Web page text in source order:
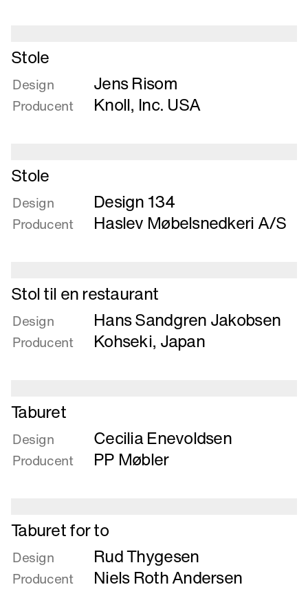
Læs
mere
om
Stole
Stole
Design Jens Risom
Producent Knoll, Inc. USA
Læs
mere
om
Stole
Stole
Design Design 134
Producent Haslev Møbelsnedkeri A/S
Læs
mere
om
Stol
til
Stol til en restaurant
Design Hans Sandgren Jakobsen
Producent Kohseki, Japan
Læs
mere
om
Taburet
Taburet
Design Cecilia Enevoldsen
Producent PP Møbler
Læs
mere
om
Taburet
for
Taburet for to
Design Rud Thygesen
Producent Niels Roth Andersen